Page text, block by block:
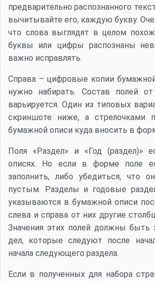
предварительно распознанного
вычитывайте его, каждую букву.
что слова выглядят в целом
буквы или цифры распознаны
важно исправлять.
Справа – цифровые копии
нужно набирать. Состав полей
варьируется. Один из типовых
скриншоте ниже, а стрелочками
бумажной описи куда вносить в
Поля «Раздел» и «Год (раздел)»
описях. Но если в форме поле
заполнить, либо убедиться, что
пустым. Разделы и годовые
указываются в бумажной описи
слева и справа от них другие
Значения этих полей должны быть
дел, которые следуют после
начала следующего раздела.
Если в полученных для набора